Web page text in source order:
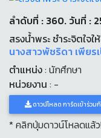
ลำดับที่ : 360. วันที่ :
สรงน้ำพระ ชำระจิตใจ
นางสาวพัชริดา เพียร
ตำแหน่ง: นักศึกษา
หน่วยงาน : -
ดาวน์โหลด การ์ดเข้าร่วม
* คลิกปุ่มดาวน์โหลดแล้